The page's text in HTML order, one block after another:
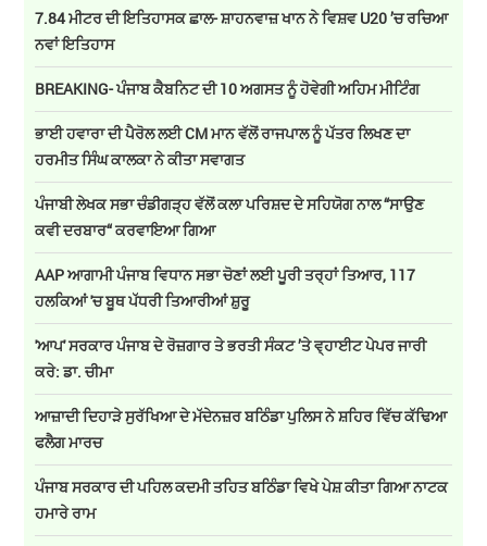
7.84 ਮੀਟਰ ਦੀ ਇਤਿਹਾਸਕ ਛਾਲ- ਸ਼ਾਹਨਵਾਜ਼ ਖਾਨ ਨੇ ਵਿਸ਼ਵ U20 ’ਚ ਰਚਿਆ
ਨਵਾਂ ਇਤਿਹਾਸ
BREAKING- ਪੰਜਾਬ ਕੈਬਨਿਟ ਦੀ 10 ਅਗਸਤ ਨੂੰ ਹੋਵੇਗੀ ਅਹਿਮ ਮੀਟਿੰਗ
ਭਾਈ ਹਵਾਰਾ ਦੀ ਪੈਰੋਲ ਲਈ CM ਮਾਨ ਵੱਲੋਂ ਰਾਜਪਾਲ ਨੂੰ ਪੱਤਰ ਲਿਖਣ ਦਾ
ਹਰਮੀਤ ਸਿੰਘ ਕਾਲਕਾ ਨੇ ਕੀਤਾ ਸਵਾਗਤ
ਪੰਜਾਬੀ ਲੇਖਕ ਸਭਾ ਚੰਡੀਗੜ੍ਹ ਵੱਲੋਂ ਕਲਾ ਪਰਿਸ਼ਦ ਦੇ ਸਹਿਯੋਗ ਨਾਲ “ਸਾਉਣ
ਕਵੀ ਦਰਬਾਰ“ ਕਰਵਾਇਆ ਗਿਆ
AAP ਆਗਾਮੀ ਪੰਜਾਬ ਵਿਧਾਨ ਸਭਾ ਚੋਣਾਂ ਲਈ ਪੂਰੀ ਤਰ੍ਹਾਂ ਤਿਆਰ, 117
ਹਲਕਿਆਂ 'ਚ ਬੂਥ ਪੱਧਰੀ ਤਿਆਰੀਆਂ ਸ਼ੁਰੂ
'ਆਪ' ਸਰਕਾਰ ਪੰਜਾਬ ਦੇ ਰੋਜ਼ਗਾਰ ਤੇ ਭਰਤੀ ਸੰਕਟ ’ਤੇ ਵ੍ਹਾਈਟ ਪੇਪਰ ਜਾਰੀ
ਕਰੇ: ਡਾ. ਚੀਮਾ
ਆਜ਼ਾਦੀ ਦਿਹਾੜੇ ਸੁਰੱਖਿਆ ਦੇ ਮੱਦੇਨਜ਼ਰ ਬਠਿੰਡਾ ਪੁਲਿਸ ਨੇ ਸ਼ਹਿਰ ਵਿੱਚ ਕੱਢਿਆ
ਫਲੈਗ ਮਾਰਚ
ਪੰਜਾਬ ਸਰਕਾਰ ਦੀ ਪਹਿਲ ਕਦਮੀ ਤਹਿਤ ਬਠਿੰਡਾ ਵਿਖੇ ਪੇਸ਼ ਕੀਤਾ ਗਿਆ ਨਾਟਕ
ਹਮਾਰੇ ਰਾਮ